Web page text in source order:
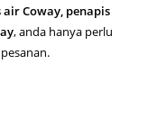
air Coway, penapis
, anda hanya perlu